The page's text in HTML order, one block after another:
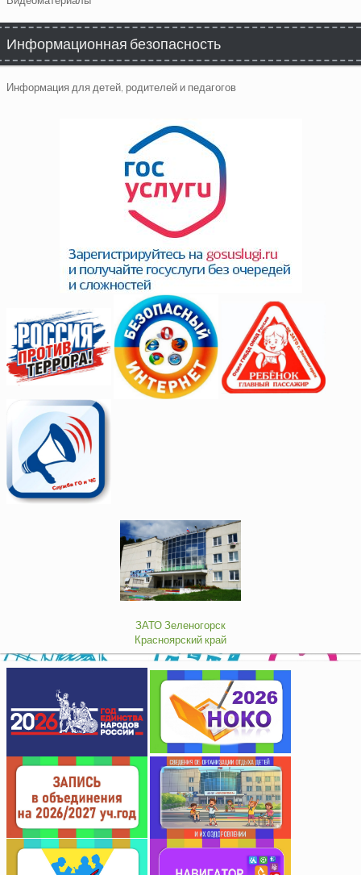
Информационная безопасность
Информация для детей, родителей и педагогов
ЗАТО Зеленогорск
Красноярский край